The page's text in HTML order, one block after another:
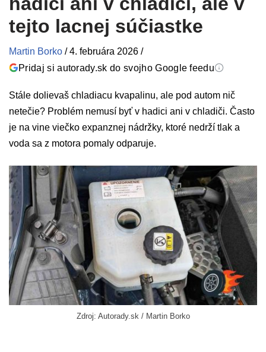
tejto lacnej súčiastke
Martin Borko /4. februára 2026 /
Pridaj si autorady.sk do svojho Google feedu
Stále dolievaš chladiacu kvapalinu, ale pod autom nič
netečie? Problém nemusí byť v hadici ani v chladiči. Často
je na vine viečko expanznej nádržky, ktoré nedrží tlak a
voda sa z motora pomaly odparuje.
Zdroj: Autorady.sk / Martin Borko